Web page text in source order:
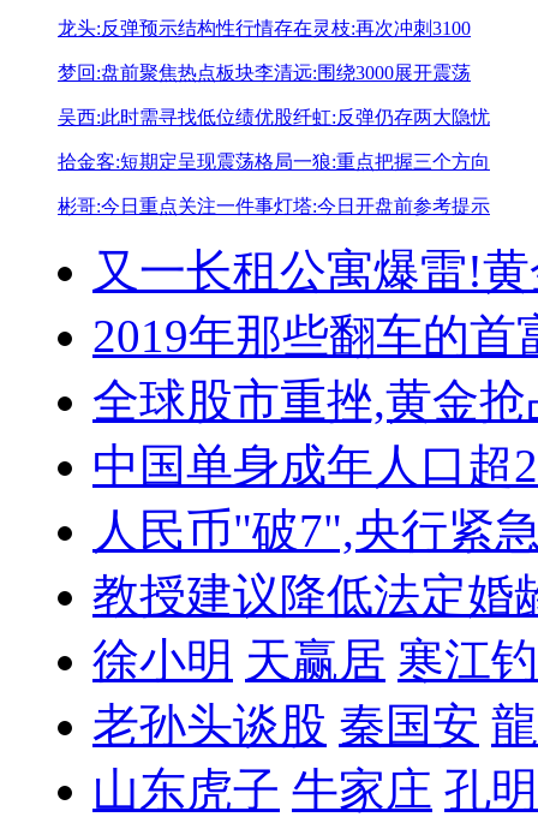
龙头:反弹预示结构性行情存在灵枝:再次冲刺3100
梦回:盘前聚焦热点板块李清远:围绕3000展开震荡
吴西:此时需寻找低位绩优股纤虹:反弹仍存两大隐忧
拾金客:短期定呈现震荡格局一狼:重点把握三个方向
彬哥:今日重点关注一件事灯塔:今日开盘前参考提示
又一长租公寓爆雷!
2019年那些翻车的首
全球股市重挫,黄金抢
中国单身成年人口超
人民币"破7",央行紧
教授建议降低法定婚
徐小明 天赢居 寒江
老孙头谈股 秦国安
山东虎子 牛家庄 孔